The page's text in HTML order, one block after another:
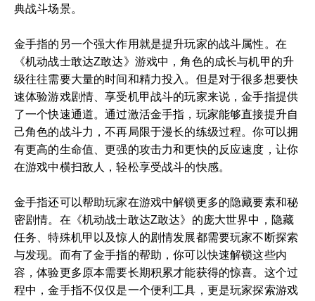
典战斗场景。
金手指的另一个强大作用就是提升玩家的战斗属性。在
《机动战士敢达Z敢达》游戏中，角色的成长与机甲的升
级往往需要大量的时间和精力投入。但是对于很多想要快
速体验游戏剧情、享受机甲战斗的玩家来说，金手指提供
了一个快速通道。通过激活金手指，玩家能够直接提升自
己角色的战斗力，不再局限于漫长的练级过程。你可以拥
有更高的生命值、更强的攻击力和更快的反应速度，让你
在游戏中横扫敌人，轻松享受战斗的快感。
金手指还可以帮助玩家在游戏中解锁更多的隐藏要素和秘
密剧情。在《机动战士敢达Z敢达》的庞大世界中，隐藏
任务、特殊机甲以及惊人的剧情发展都需要玩家不断探索
与发现。而有了金手指的帮助，你可以快速解锁这些内
容，体验更多原本需要长期积累才能获得的惊喜。这个过
程中，金手指不仅仅是一个便利工具，更是玩家探索游戏